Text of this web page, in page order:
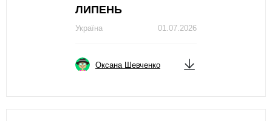
ЛИПЕНЬ
01.07.2026
Україна
Оксана Шевченко